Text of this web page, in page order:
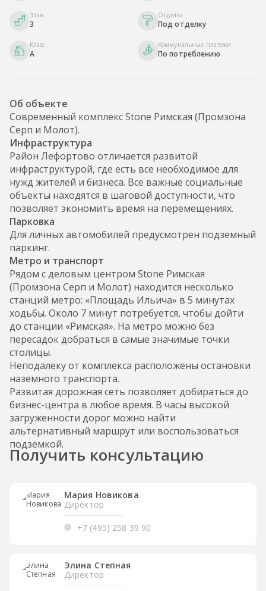
Этаж
3
Отделка
Под отделку
Класс
A
Коммунальные платежи
По потреблению
Об объекте
Современный комплекс Stone Римская (Промзона
Серп и Молот).
Инфраструктура
Район Лефортово отличается развитой
инфраструктурой, где есть все необходимое для
нужд жителей и бизнеса. Все важные социальные
объекты находятся в шаговой доступности, что
позволяет экономить время на перемещениях.
Парковка
Для личных автомобилей предусмотрен подземный
паркинг.
Метро и транспорт
Рядом с деловым центром Stone Римская
(Промзона Серп и Молот) находится несколько
станций метро: «Площадь Ильича» в 5 минутах
ходьбы. Около 7 минут потребуется, чтобы дойти
до станции «Римская». На метро можно без
пересадок добраться в самые значимые точки
столицы.
Неподалеку от комплекса расположены остановки
наземного транспорта.
Развитая дорожная сеть позволяет добираться до
бизнес-центра в любое время. В часы высокой
загруженности дорог можно найти
альтернативный маршрут или воспользоваться
подземкой.
Получить консультацию
Мария Новикова
Директор
+7 (495) 258 39 90
Элина Степная
Директор